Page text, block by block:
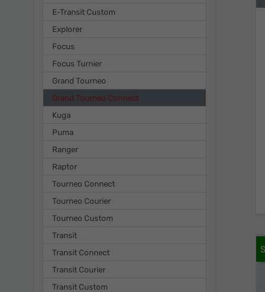
E-Transit Custom
Explorer
Focus
Focus Turnier
Grand Tourneo
Grand Tourneo Connect
Kuga
Puma
Ranger
Raptor
Tourneo Connect
Tourneo Courier
Tourneo Custom
Transit
Transit Connect
Transit Courier
Transit Custom